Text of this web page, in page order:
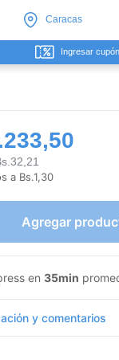
Caracas
Ingresar cupón
a Bs.1,30
Agregar
en 35min
y comentarios